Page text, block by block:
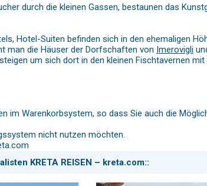
durch die kleinen Gassen, bestaunen das
Hotel-Suiten befinden sich in den ehemaligen
man die Häuser der Dorfschaften von Imerovigli
um sich dort in den kleinen Fischtavernen
Warenkorbsystem, so dass Sie auch die
nicht nutzen möchten.
KRETA REISEN – kreta.com::